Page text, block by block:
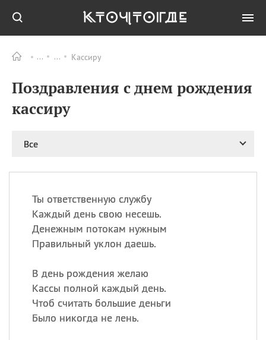
Кассиру
Поздравления с днем рождения
кассиру
Все
Ты ответственную службу
Каждый день свою несешь.
Денежным потокам нужным
Правильный уклон даешь.
В день рождения желаю
Кассы полной каждый день.
Чтоб считать большие деньги
Было никогда не лень.
09.08 День памяти жертв
атомной
день
09.08 День Дымняшки
(Smokey Bear Day)
Сегодня празднуют именины